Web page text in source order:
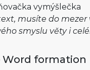
vymýšlečka
musíte do
smyslu věty i
Word formation